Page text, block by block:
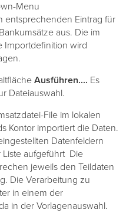
Menu
entsprechenden Eintrag für
aus. Die im
Importdefinition wird
Ausführen.... Es
Dateiauswahl.
File im lokalen
Kontor importiert die Daten.
Datenfeldern
aufgeführt Die
jeweils den Teildaten
Die Verarbeitung zu
in einem der
in der Vorlagenauswahl.